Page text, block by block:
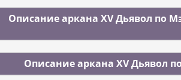
Описание аркана XV Дьявол по
Описание аркана XV Дьявол